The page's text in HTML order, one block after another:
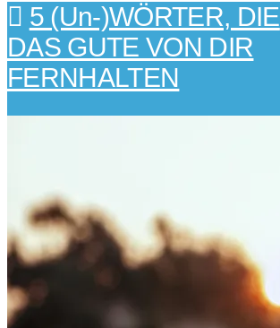
5 (Un-)WÖRTER, DIE
DAS GUTE VON DIR
FERNHALTEN